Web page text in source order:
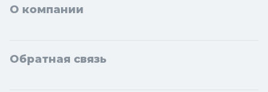
О компании
Обратная связь